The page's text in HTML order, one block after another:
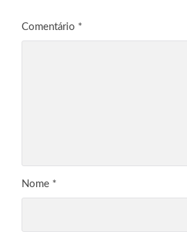
Comentário *
Nome *